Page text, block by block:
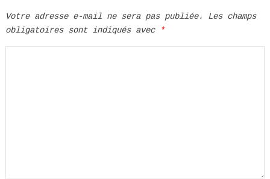
Votre adresse e-mail ne sera pas publiée.
Les champs
obligatoires sont indiqués avec
*